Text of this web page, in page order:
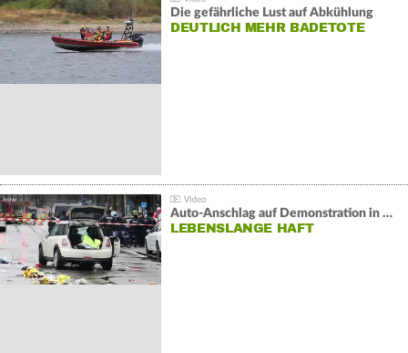
Die gefährliche Lust auf Abkühlung
DEUTLICH MEHR BADETOTE
Auto-Anschlag auf Demonstration in München:
LEBENSLANGE HAFT